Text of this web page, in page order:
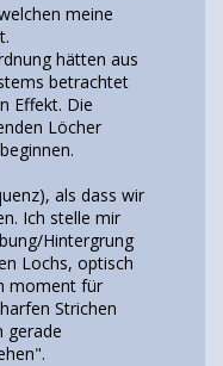
meine
hätten aus
betrachtet
Effekt. Die
Löcher
als dass wir
Ich stelle mir
Hintergrung
Lochs, optisch
moment für
Strichen
gerade